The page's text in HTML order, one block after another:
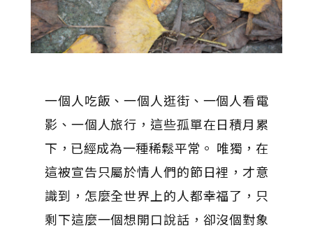
一個人吃飯、一個人逛街、一個人看電
影、一個人旅行，這些孤單在日積月累
下，已經成為一種稀鬆平常。 唯獨，在
這被宣告只屬於情人們的節日裡，才意
識到，怎麼全世界上的人都幸福了，只
剩下這麼一個想開口說話，卻沒個對象